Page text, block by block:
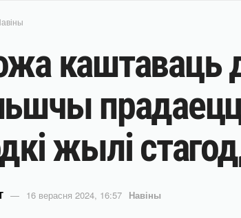
каштаваць
жылі
16 верасня 2024, 16:57 Навіны